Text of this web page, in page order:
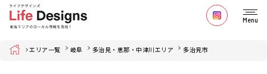
Menu
Home エリア一覧 岐阜 多治見・恵那・中津川エリア 多治見市